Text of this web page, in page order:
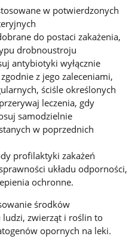
w potwierdzonych
do postaci zakażenia,
drobnoustroju
antybiotyki wyłącznie
z jego zaleceniami,
ściśle określonych
leczenia, gdy
samodzielnie
w poprzednich
profilaktyki zakażeń
układu odporności,
ochronne.
środków
zwierząt i roślin to
opornych na leki.